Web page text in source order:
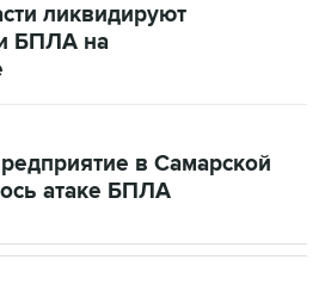
ликвидируют
БПЛА на
в Самарской
атаке БПЛА